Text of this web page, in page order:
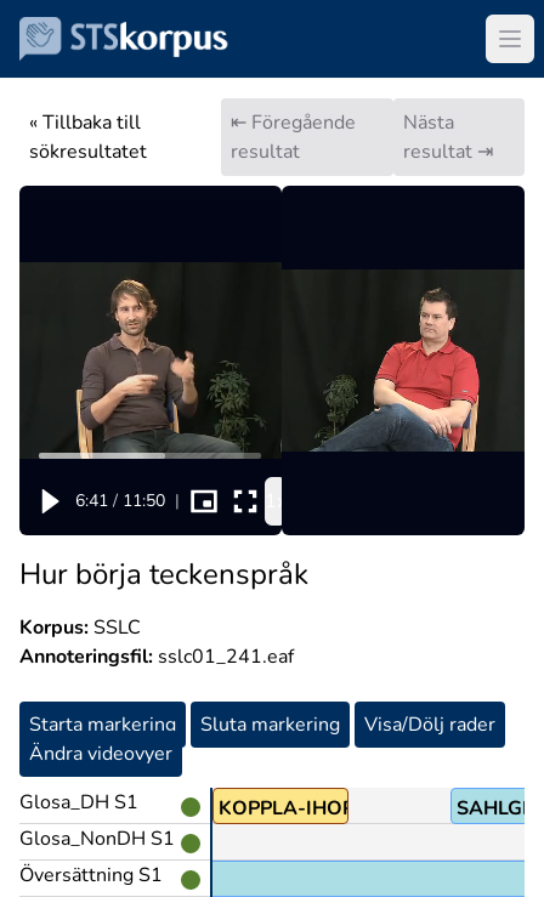
« Tillbaka till
sökresultatet
⇤ Föregående
resultat
Nästa
resultat ⇥
6:41 / 11:50 |
Hur börja teckenspråk
Korpus:SSLC
Annoteringsfil: sslc01_241.eaf
Starta markering Sluta markering
Visa/Dölj rader
Ändra videovyer
Glosa_DH S1
Glosa_NonDH S1
Översättning S1
KOPPLA-IHOP